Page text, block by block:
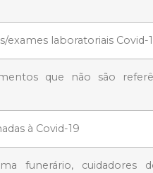
laboratoriais Covid-
que não são
à Covid-19
funerário, cuidadores